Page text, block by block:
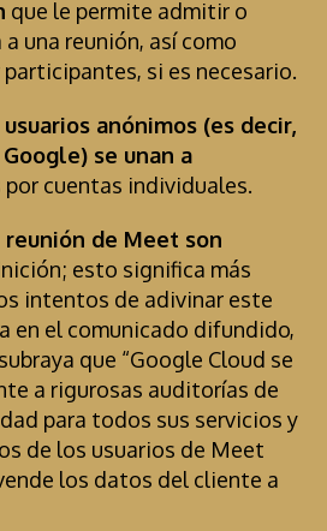
que le permite admitir o
una reunión, así como
si es necesario.
anónimos (es decir,
se unan a
por cuentas individuales.
reunión de Meet son
esto significa más
intentos de adivinar este
en el comunicado difundido,
que “Google Cloud se
a rigurosas auditorías de
para todos sus servicios y
de los usuarios de Meet
los datos del cliente a